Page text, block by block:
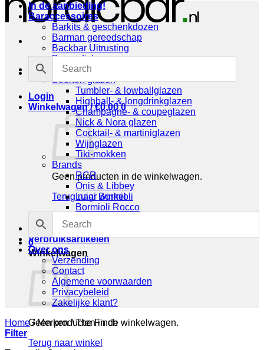
Login
Winkelwagen /€0,00 0
Geen producten in de winkelwagen.
Terug naar winkel
0
Winkelwagen
Geen producten in de winkelwagen.
Terug naar winkel
In de aanbieding!
Baraccessoires
Barkits & geschenkdozen
Barman gereedschap
Backbar Uitrusting
By nordicbar
Glaswerk
Soorten glazen
Tumbler- & lowballglazen
Highball- & longdrinkglazen
Champagne- & coupeglazen
Nick & Nora glazen
Cocktail- & martiniglazen
Wijnglazen
Tiki-mokken
Brands
RCR
Onis & Libbey
Luigi Bormioli
Bormioli Rocco
Glaswerk van nordicbar
Verbruiksartikelen
Over ons
Verzending
Contact
Algemene voorwaarden
Privacybeleid
Zakelijke klant?
Home /Merken/The Finch
Filter